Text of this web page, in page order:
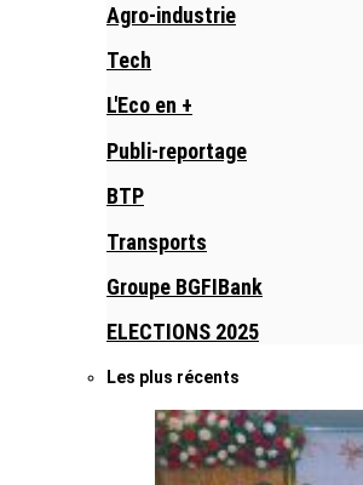
Agro-industrie
Tech
L'Eco en +
Publi-reportage
BTP
Transports
Groupe BGFIBank
ELECTIONS 2025
Les plus récents